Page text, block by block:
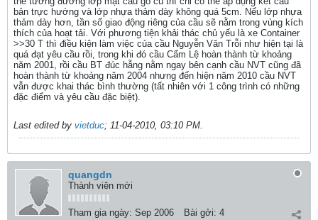
bản trực hướng và lớp nhựa thảm dày không quá 5cm. Nếu lớp nhựa
thảm dày hơn, tần số giao động riêng của cầu sẽ nằm trong vùng kích
thích của hoạt tải. Với phương tiện khải thác chủ yếu là xe Container
>>30 T thì điều kiện làm việc của cầu Nguyễn Văn Trỗi như hiện tại là
quá đạt yêu cầu rồi, trong khi đó cầu Cẩm Lệ hoàn thành từ khoảng
năm 2001, rồi cầu BT đúc hẫng nằm ngay bên cạnh cầu NVT cũng đã
hoàn thành từ khoảng năm 2004 nhưng đến hiện năm 2010 cầu NVT
vẫn được khai thác bình thường (tất nhiên với 1 công trình có những
đặc điểm và yêu cầu đặc biệt).
Last edited by vietduc; 11-04-2010, 03:10 PM.
quangdn
Thành viên mới
Tham gia ngày: Sep 2006 Bài gởi: 4